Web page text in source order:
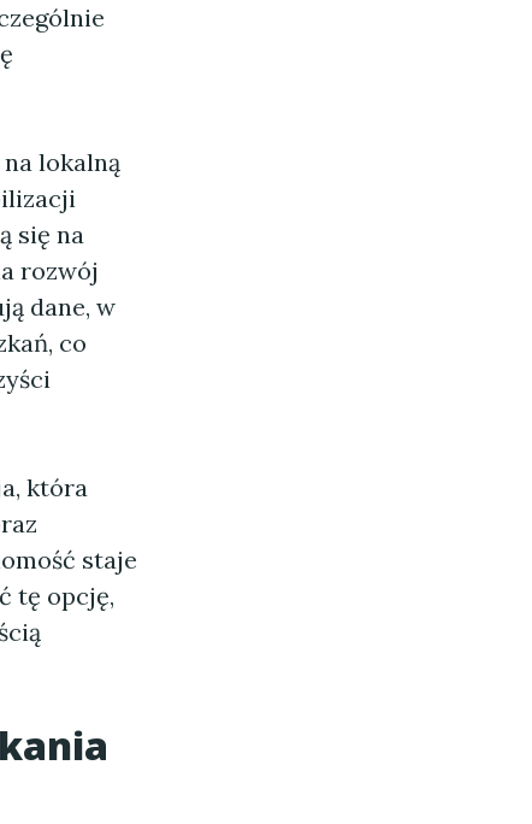
lokalną
się na
rozwój
dane, w
co
która
staje
tę opcję,